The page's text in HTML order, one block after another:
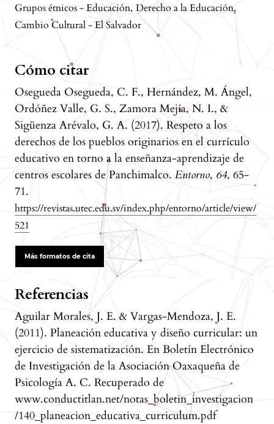
Grupos étnicos - Educación, Derecho a la Educación,
Cambio Cultural - El Salvador
Cómo citar
Osegueda Osegueda, C. F., Hernández, M. Ángel,
Ordóñez Valle, G. S., Zamora Mejía, N. I., &
Sigüenza Arévalo, G. A. (2017). Respeto a los
derechos de los pueblos originarios en el currículo
educativo en torno a la enseñanza-aprendizaje de
centros escolares de Panchimalco. Entorno, 64, 65-
71.
https://revistas.utec.edu.sv/index.php/entorno/article/view/
521
Más formatos de cita
Referencias
Aguilar Morales, J. E. & Vargas-Mendoza, J. E.
(2011). Planeación educativa y diseño curricular: un
ejercicio de sistematización. En Boletín Electrónico
de Investigación de la Asociación Oaxaqueña de
Psicología A. C. Recuperado de
www.conductitlan.net/notas_boletin_investigacion
/140_planeacion_educativa_curriculum.pdf